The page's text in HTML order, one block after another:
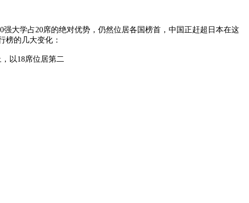
大学占20席的绝对优势，仍然位居各国榜首，中国正赶超日本在这
榜的几大变化：
以18席位居第二